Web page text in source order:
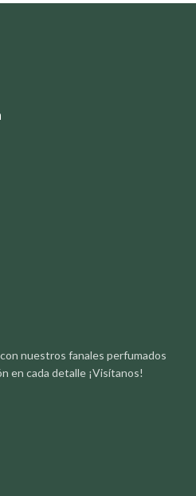
nuestros fanales perfumados
en cada detalle ¡Visítanos!